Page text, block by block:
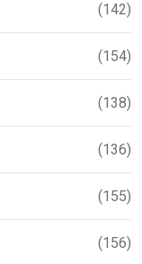
(142)
(154)
(138)
(136)
(155)
(156)